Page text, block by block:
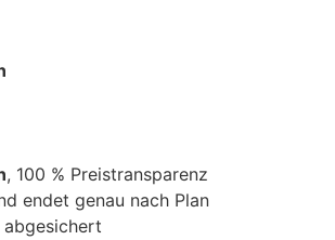
, 100 % Preistransparenz
endet genau nach Plan
abgesichert